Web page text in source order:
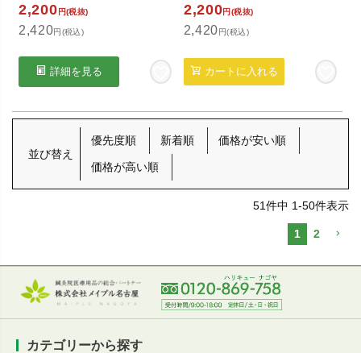
2,200 円(税抜)
2,420円(税込)
詳細を見る
2,200円(税抜)
2,420円(税込)
カートに入れる
並び替え
優先度順 新着順 価格が安い順
価格が高い順
51件中 1-50件表示
1 2
カテゴリーから探す